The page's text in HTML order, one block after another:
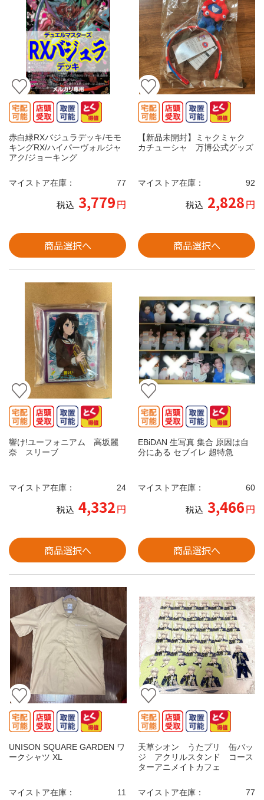
赤白緑RXバジュラデッキ/モモ
キングRX/ハイパーヴォルジャ
アク/ジョーキング
マイストア在庫： 77
税込 3,779円
商品選択へ
【新品未開封】ミャクミャク
カチューシャ 万博公式グッズ
マイストア在庫： 92
税込 2,828円
商品選択へ
響け!ユーフォニアム 高坂麗
奈 スリーブ
マイストア在庫： 24
税込 4,332円
商品選択へ
EBiDAN 生写真 集合 原因は自
分にある セブイレ 超特急
マイストア在庫： 60
税込 3,466円
商品選択へ
UNISON SQUARE GARDEN ワ
ークシャツ XL
マイストア在庫： 11
天草シオン うたプリ 缶バッ
ジ アクリルスタンド コース
ターアニメイトカフェ
マイストア在庫： 77